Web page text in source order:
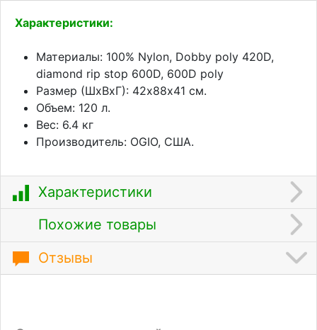
Характеристики:
Материалы: 100% Nylon, Dobby poly 420D,
diamond rip stop 600D, 600D poly
Размер (ШхВхГ): 42х88х41 см.
Объем: 120 л.
Вес: 6.4 кг
Производитель: OGIO, США.
Характеристики
Похожие товары
Отзывы